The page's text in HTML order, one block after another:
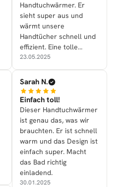
Handtuchwärmer. Er
sieht super aus und
wärmt unsere
Handtücher schnell und
effizient. Eine tolle
Ergänzung!
23.05.2025
Sarah N.
Einfach toll!
Dieser Handtuchwärmer
ist genau das, was wir
brauchten. Er ist schnell
warm und das Design ist
einfach super. Macht
das Bad richtig
einladend.
30.01.2025